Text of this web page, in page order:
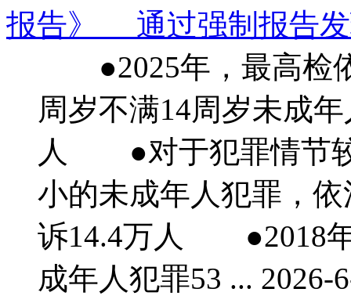
报告》 通过强制报告发
●2025年，最高检
周岁不满14周岁未成
人 ●对于犯罪情节
小的未成年人犯罪，
诉14.4万人 ●2018年
成年人犯罪53 ... 2026-